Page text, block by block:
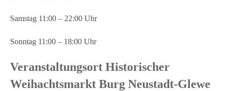
Samstag 11:00 – 22:00 Uhr
Sonntag 11:00 – 18:00 Uhr
Veranstaltungsort Historischer
Weihachtsmarkt Burg Neustadt-Glewe